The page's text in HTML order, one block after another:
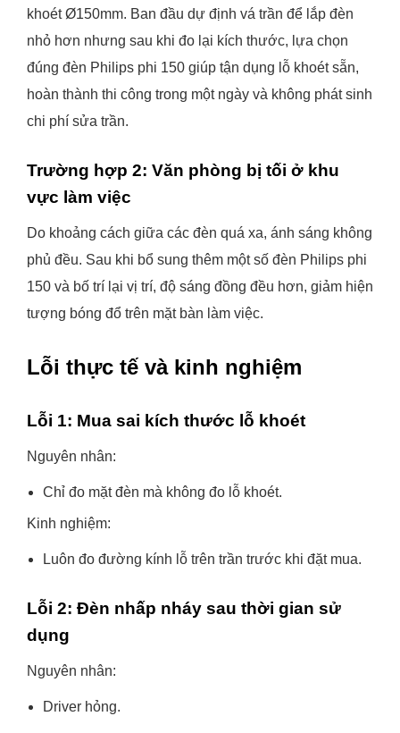
khoét Ø150mm. Ban đầu dự định vá trần để lắp đèn
nhỏ hơn nhưng sau khi đo lại kích thước, lựa chọn
đúng đèn Philips phi 150 giúp tận dụng lỗ khoét sẵn,
hoàn thành thi công trong một ngày và không phát sinh
chi phí sửa trần.
Trường hợp 2: Văn phòng bị tối ở khu
vực làm việc
Do khoảng cách giữa các đèn quá xa, ánh sáng không
phủ đều. Sau khi bổ sung thêm một số đèn Philips phi
150 và bố trí lại vị trí, độ sáng đồng đều hơn, giảm hiện
tượng bóng đổ trên mặt bàn làm việc.
Lỗi thực tế và kinh nghiệm
Lỗi 1: Mua sai kích thước lỗ khoét
Nguyên nhân:
Chỉ đo mặt đèn mà không đo lỗ khoét.
Kinh nghiệm:
Luôn đo đường kính lỗ trên trần trước khi đặt mua.
Lỗi 2: Đèn nhấp nháy sau thời gian sử
dụng
Nguyên nhân:
Driver hỏng.